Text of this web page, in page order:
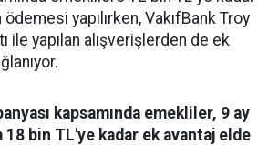
yapılırken, VakıfBank Troy
ile yapılan alışverişlerden de ek
kapsamında emekliler, 9 ay
bin TL'ye kadar ek avantaj elde